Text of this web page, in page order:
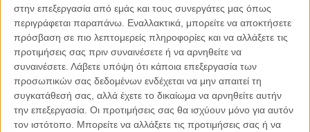
στην επεξεργασία από εμάς και τους συνεργάτες μας όπως
περιγράφεται παραπάνω. Εναλλακτικά, μπορείτε να αποκτήσετε
πρόσβαση σε πιο λεπτομερείς πληροφορίες και να αλλάξετε τις
προτιμήσεις σας πριν συναινέσετε ή να αρνηθείτε να
συναινέσετε. Λάβετε υπόψη ότι κάποια επεξεργασία των
προσωπικών σας δεδομένων ενδέχεται να μην απαιτεί τη
συγκατάθεσή σας, αλλά έχετε το δικαίωμα να αρνηθείτε αυτήν
την επεξεργασία. Οι προτιμήσεις σας θα ισχύουν μόνο για αυτόν
τον ιστότοπο. Μπορείτε να αλλάξετε τις προτιμήσεις σας ή να
παρεμβαίνει συχνά, με δηλώσεις του ή από άμβωνος ομιλίες,
για να καυστηριάζει την επιθετική συμπεριφορά της
Τουρκίας και να τάσσεται κατά υποχωρήσεων απέναντι στην
τουρκική βουλιμία.